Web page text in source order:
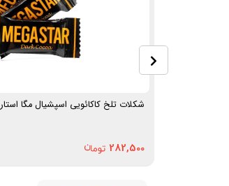
شکلات تلخ کاکائویی اسپشیال مگا استار
282,500